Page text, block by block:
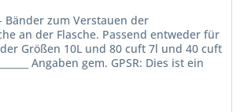
Bänder zum Verstauen der
an der Flasche. Passend entweder für
Größen 10L und 80 cuft 7l und 40 cuft
Angaben gem. GPSR: Dies ist ein